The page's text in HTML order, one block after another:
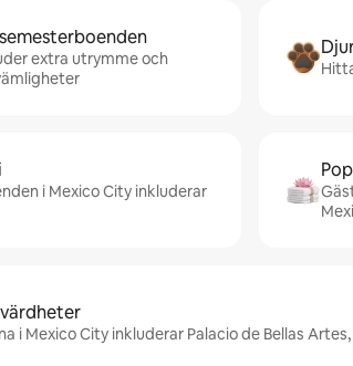
extra utrymme och
i Mexico City inkluderar
i Mexico City inkluderar Palacio de Bellas